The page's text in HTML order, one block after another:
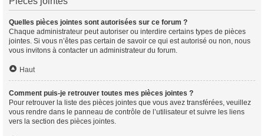
Quelles pièces jointes sont autorisées sur ce forum ?
Chaque administrateur peut autoriser ou interdire certains types de pièces
jointes. Si vous n’êtes pas certain de savoir ce qui est autorisé ou non, nous
vous invitons à contacter un administrateur du forum.
Haut
Comment puis-je retrouver toutes mes pièces jointes ?
Pour retrouver la liste des pièces jointes que vous avez transférées, veuillez
vous rendre dans le panneau de contrôle de l’utilisateur et suivre les liens
vers la section des pièces jointes.